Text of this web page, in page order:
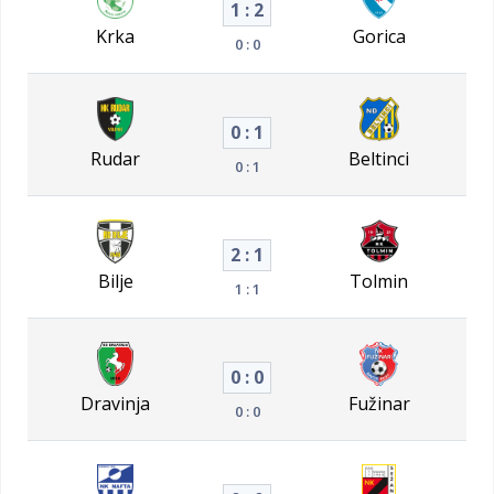
Krka
1 : 2
0 : 0 Gorica
Rudar
0 : 1
0 : 1 Beltinci
Bilje
2 : 1
1 : 1 Tolmin
Dravinja
0 : 0
0 : 0 Fužinar